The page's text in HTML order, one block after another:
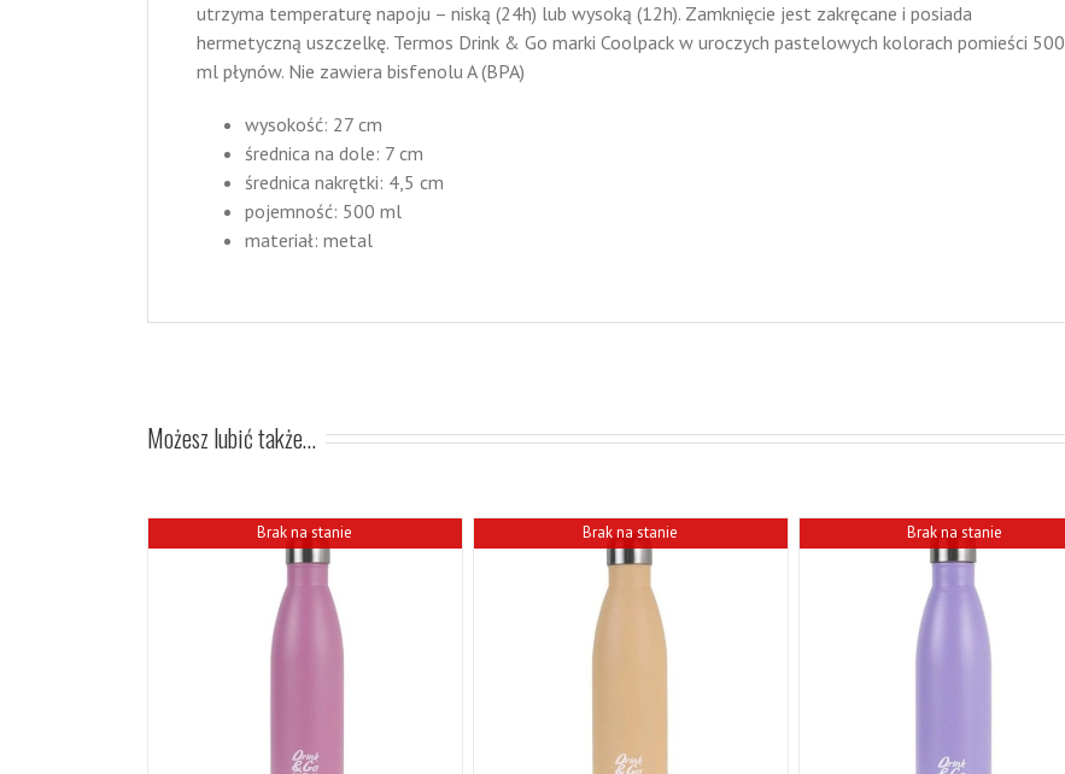
utrzyma temperaturę napoju – niską (24h) lub wysoką (12h). Zamknięcie jest zakręcane i posiada
hermetyczną uszczelkę. Termos Drink & Go marki Coolpack w uroczych pastelowych kolorach pomieści 500
ml płynów. Nie zawiera bisfenolu A (BPA)
wysokość: 27 cm
średnica na dole: 7 cm
średnica nakrętki: 4,5 cm
pojemność: 500 ml
materiał: metal
Możesz lubić także…
Brak na stanie Brak na stanie Brak na stanie